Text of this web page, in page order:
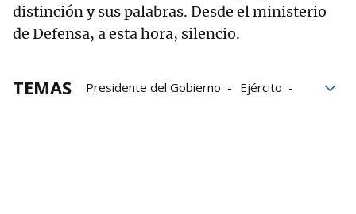
distinción y sus palabras. Desde el ministerio
de Defensa, a esta hora, silencio.
TEMAS Presidente del Gobierno
Ejército